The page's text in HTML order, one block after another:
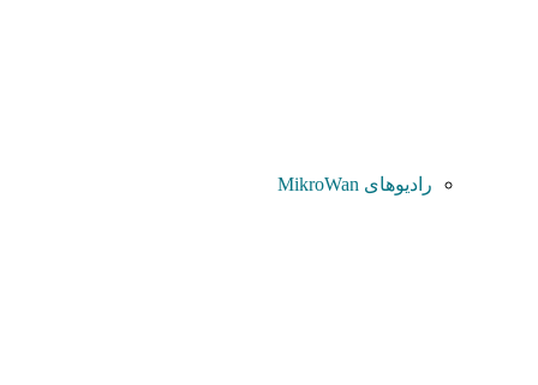
رادیوهای MikroWan